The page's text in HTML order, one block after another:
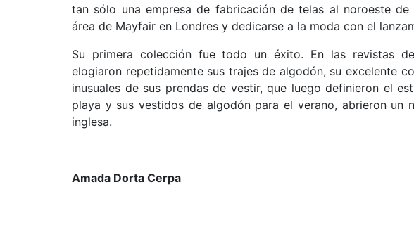
tan sólo una empresa de fabricación de telas al noroeste
área de Mayfair en Londres y dedicarse a la moda con el
Su primera colección fue todo un éxito. En las revistas
elogiaron repetidamente sus trajes de algodón, su excelente
inusuales de sus prendas de vestir, que luego definieron el
playa y sus vestidos de algodón para el verano, abrieron un
inglesa.
Amada Dorta Cerpa